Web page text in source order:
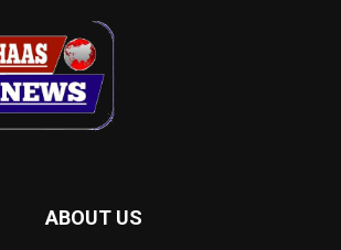
ABOUT US